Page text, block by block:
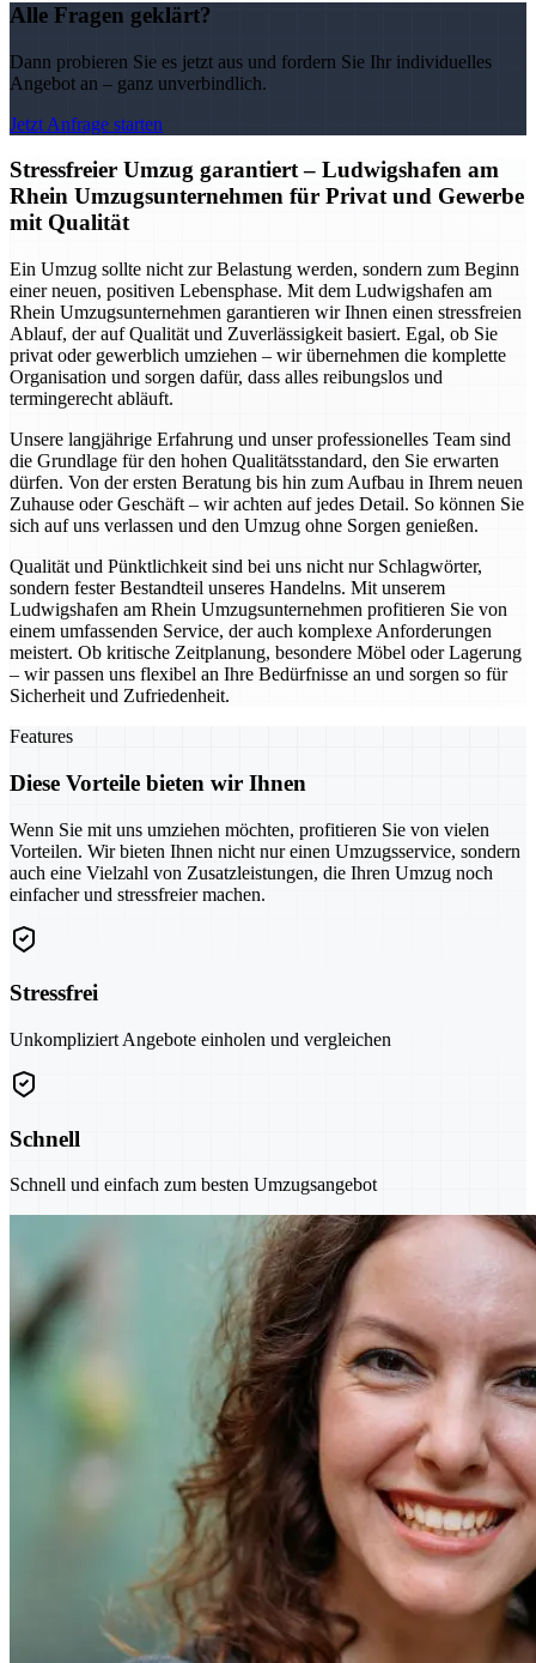
Alle Fragen geklärt?
Dann probieren Sie es jetzt aus und fordern Sie Ihr individuelles
Angebot an – ganz unverbindlich.
Jetzt Anfrage starten
Stressfreier Umzug garantiert – Ludwigshafen am
Rhein Umzugsunternehmen für Privat und Gewerbe
mit Qualität
Ein Umzug sollte nicht zur Belastung werden, sondern zum Beginn
einer neuen, positiven Lebensphase. Mit dem Ludwigshafen am
Rhein Umzugsunternehmen garantieren wir Ihnen einen stressfreien
Ablauf, der auf Qualität und Zuverlässigkeit basiert. Egal, ob Sie
privat oder gewerblich umziehen – wir übernehmen die komplette
Organisation und sorgen dafür, dass alles reibungslos und
termingerecht abläuft.
Unsere langjährige Erfahrung und unser professionelles Team sind
die Grundlage für den hohen Qualitätsstandard, den Sie erwarten
dürfen. Von der ersten Beratung bis hin zum Aufbau in Ihrem neuen
Zuhause oder Geschäft – wir achten auf jedes Detail. So können Sie
sich auf uns verlassen und den Umzug ohne Sorgen genießen.
Qualität und Pünktlichkeit sind bei uns nicht nur Schlagwörter,
sondern fester Bestandteil unseres Handelns. Mit unserem
Ludwigshafen am Rhein Umzugsunternehmen profitieren Sie von
einem umfassenden Service, der auch komplexe Anforderungen
meistert. Ob kritische Zeitplanung, besondere Möbel oder Lagerung
– wir passen uns flexibel an Ihre Bedürfnisse an und sorgen so für
Sicherheit und Zufriedenheit.
Features
Diese Vorteile bieten wir Ihnen
Wenn Sie mit uns umziehen möchten, profitieren Sie von vielen
Vorteilen. Wir bieten Ihnen nicht nur einen Umzugsservice, sondern
auch eine Vielzahl von Zusatzleistungen, die Ihren Umzug noch
einfacher und stressfreier machen.
Stressfrei
Unkompliziert Angebote einholen und vergleichen
Schnell
Schnell und einfach zum besten Umzugsangebot